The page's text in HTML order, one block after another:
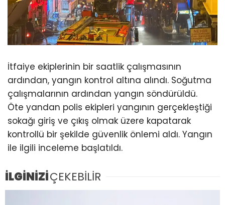
İtfaiye ekiplerinin bir saatlik çalışmasının
ardından, yangın kontrol altına alındı. Soğutma
çalışmalarının ardından yangın söndürüldü.
Öte yandan polis ekipleri yangının gerçekleştiği
sokağı giriş ve çıkış olmak üzere kapatarak
kontrollü bir şekilde güvenlik önlemi aldı. Yangın
ile ilgili inceleme başlatıldı.
İLGİNİZİÇEKEBİLİR